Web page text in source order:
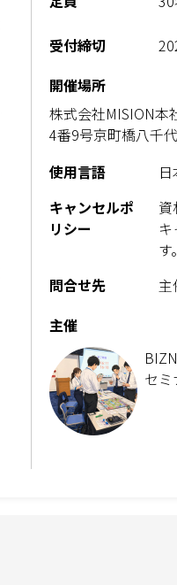
受付締切
開催場所
株式会社MISION本
4番9号京町橋八千
使用言語
キャンセルポ
リシー
す。
問合せ先
主催
セミ